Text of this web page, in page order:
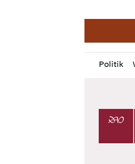
Politik
Profil
öffnen
Daz
Pur